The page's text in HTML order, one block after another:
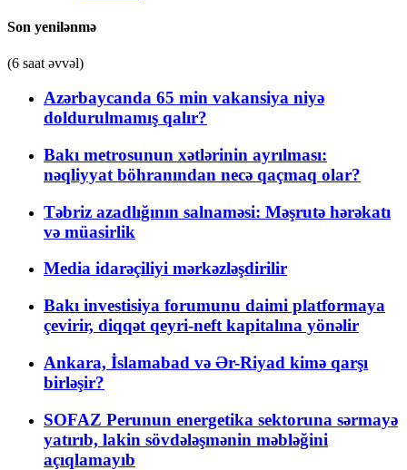
Son yenilənmə
(6 saat əvvəl)
Azərbaycanda 65 min vakansiya niyə
doldurulmamış qalır?
Bakı metrosunun xətlərinin ayrılması:
nəqliyyat böhranından necə qaçmaq olar?
Təbriz azadlığının salnaməsi: Məşrutə hərəkatı
və müasirlik
Media idarəçiliyi mərkəzləşdirilir
Bakı investisiya forumunu daimi platformaya
çevirir, diqqət qeyri-neft kapitalına yönəlir
Ankara, İslamabad və Ər-Riyad kimə qarşı
birləşir?
SOFAZ Perunun energetika sektoruna sərmayə
yatırıb, lakin sövdələşmənin məbləğini
açıqlamayıb